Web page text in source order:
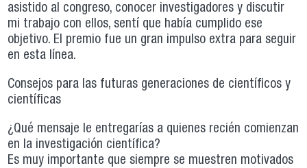
asistido al congreso, conocer investigadores y discutir
mi trabajo con ellos, sentí que había cumplido ese
objetivo. El premio fue un gran impulso extra para seguir
en esta línea.
Consejos para las futuras generaciones de científicos y
científicas
¿Qué mensaje le entregarías a quienes recién comienzan
en la investigación científica?
Es muy importante que siempre se muestren motivados